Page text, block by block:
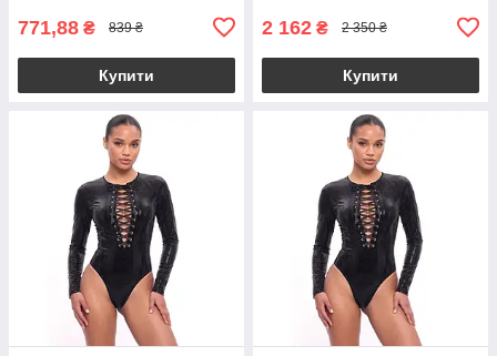
771,88 ₴ 839 ₴
Купити
2 162 ₴ 2 350 ₴
Купити